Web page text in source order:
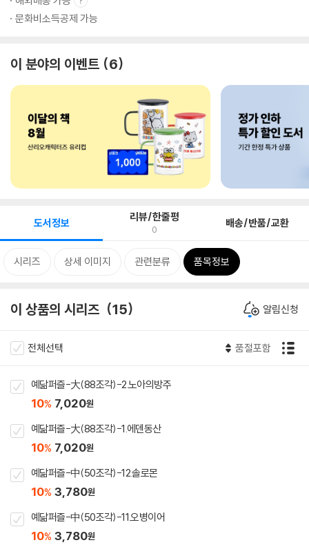
문화비소득공제 가능
이 분야의 이벤트 6
도서정보 리뷰/한줄평
0 배송/반품/교환
시리즈 상세 이미지 관련분류 품목정보
이 상품의 시리즈 15 알림신청
전체선택 품절포함
예닮퍼즐-大(88조각)-2.노아의방주
10% 7,020원
예닮퍼즐-大(88조각)-1.에덴동산
10% 7,020원
예닮퍼즐-中(50조각)-12.솔로몬
10% 3,780원
예닮퍼즐-中(50조각)-11.오병이어
10% 3,780원